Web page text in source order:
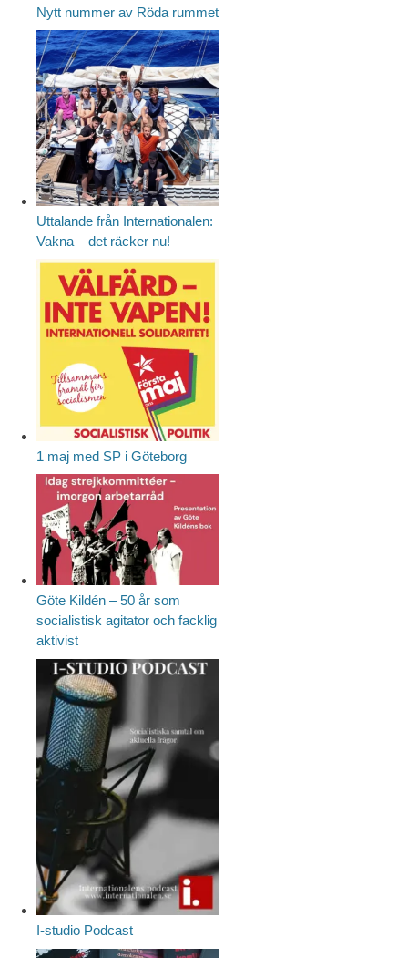
Nytt nummer av Röda rummet
Uttalande från Internationalen:
Vakna – det räcker nu!
1 maj med SP i Göteborg
Göte Kildén – 50 år som
socialistisk agitator och facklig
aktivist
I-studio Podcast